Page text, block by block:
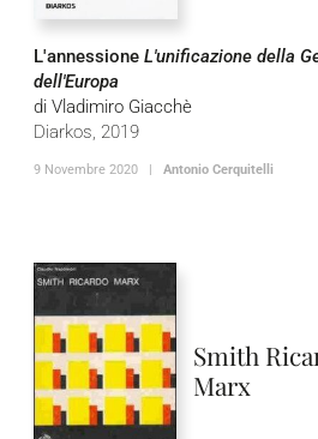
L'annessione L'unificazione della
dell'Europa
di Vladimiro Giacchè
Diarkos, 2019
9 Novembre 2020 | Antonio Cerquitelli
Smith
Marx